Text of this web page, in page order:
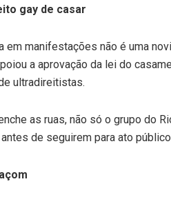
gay de casar
em manifestações não é uma
a aprovação da lei do
ultradireitistas.
as ruas, não só o grupo do
de seguirem para ato